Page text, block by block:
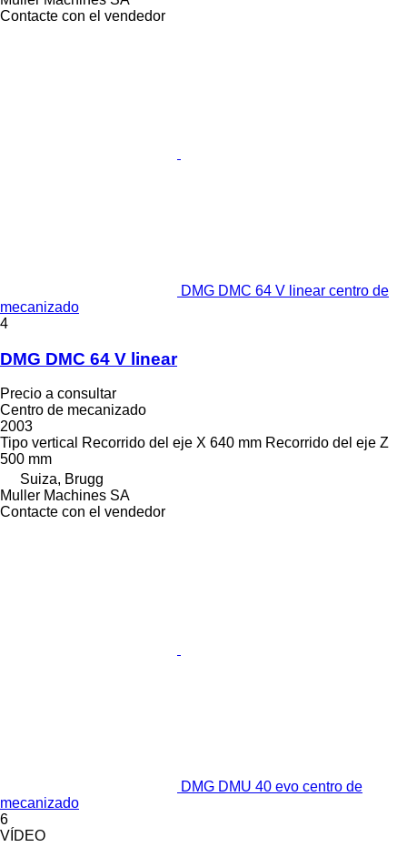
Contacte con el vendedor
DMG DMC 64 V linear centro de
mecanizado
4
DMG DMC 64 V linear
Precio a consultar
Centro de mecanizado
2003
Tipo vertical Recorrido del eje X 640 mm Recorrido del eje Z
500 mm
Suiza, Brugg
Muller Machines SA
Contacte con el vendedor
DMG DMU 40 evo centro de
mecanizado
6
VÍDEO